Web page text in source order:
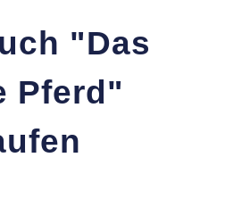
"Das
Pferd"